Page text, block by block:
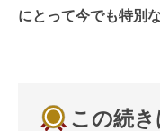
にとって今でも特別
この続